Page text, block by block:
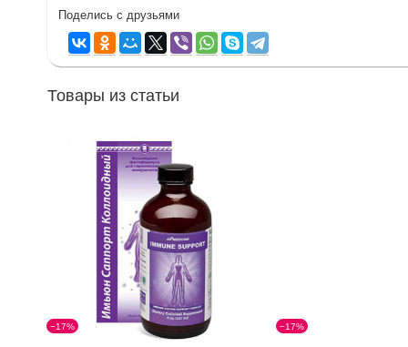
Поделись с друзьями
Товары из статьи
−17% −17%